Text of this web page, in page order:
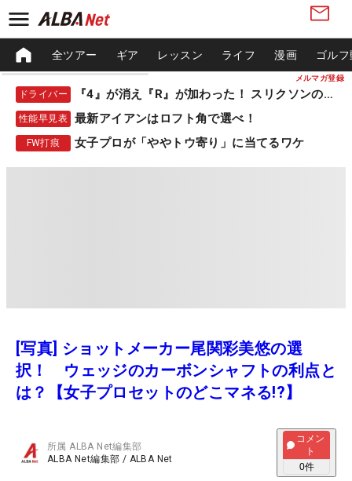
メルマガ登録
全ツアー ギア レッスン ライフ 漫画 ゴル
ドライバー 『4』が消え『R』が加わった！ スリクソンの新作
性能早見表 最新アイアンはロフト角で選べ！
FW打痕 女子プロが「ややトウ寄り」に当てるワケ
[写真] ショットメーカー尾関彩美悠の選
択！ ウェッジのカーボンシャフトの利点と
は？【女子プロセットのどこマネる!?】
所属ALBA Net編集部
ALBA Net編集部 / ALBA Net
コメン
ト
0件